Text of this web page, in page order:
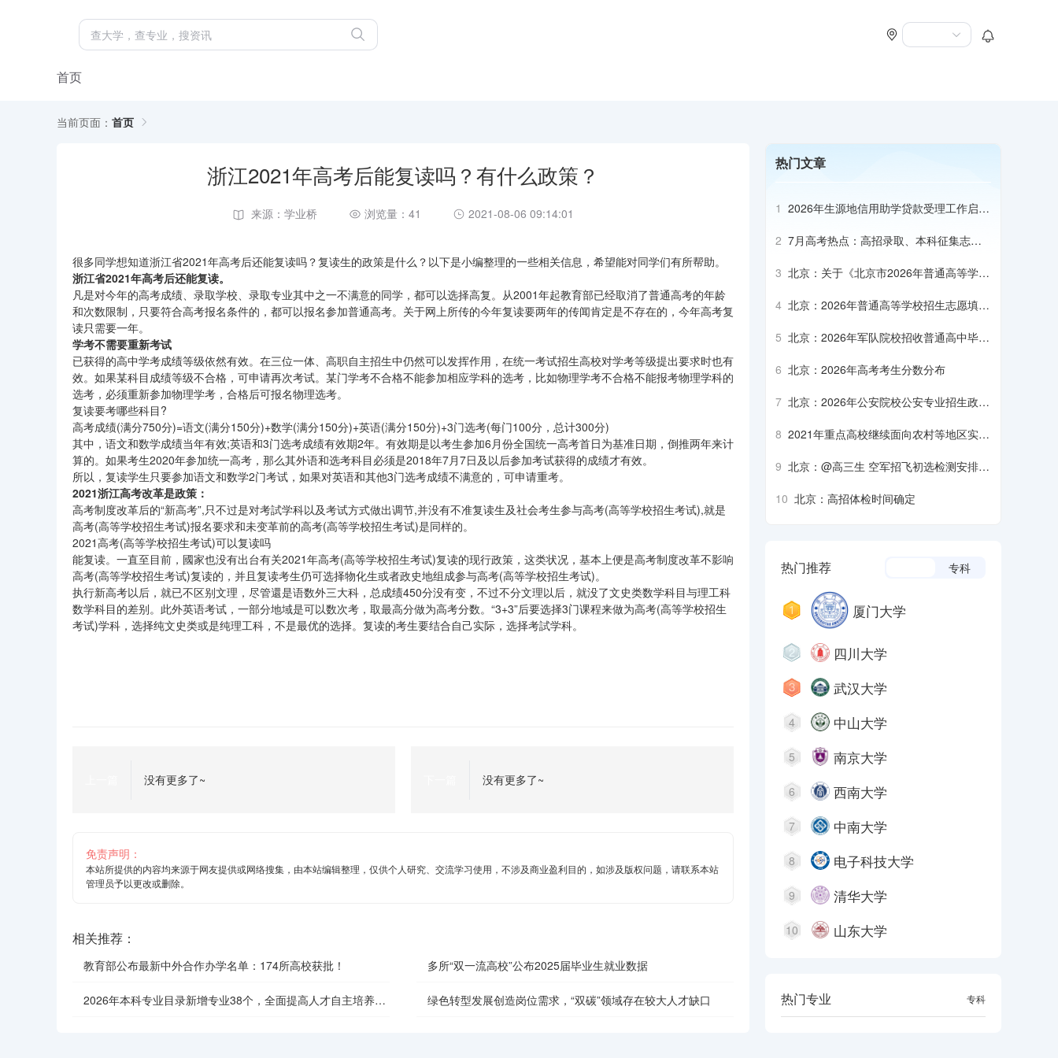
首页
当前页面： 首页
浙江2021年高考后能复读吗？有什么政策？
来源：学业桥 浏览量：41 2021-08-06 09:14:01
很多同学想知道浙江省2021年高考后还能复读吗？复读生的政策是什么？以下是小编整理的一些相关信息，希望能对同学们有所帮助。
浙江省2021年高考后还能复读。
凡是对今年的高考成绩、录取学校、录取专业其中之一不满意的同学，都可以选择高复。从2001年起教育部已经取消了普通高考的年龄
和次数限制，只要符合高考报名条件的，都可以报名参加普通高考。关于网上所传的今年复读要两年的传闻肯定是不存在的，今年高考复
读只需要一年。
学考不需要重新考试
已获得的高中学考成绩等级依然有效。在三位一体、高职自主招生中仍然可以发挥作用，在统一考试招生高校对学考等级提出要求时也有
效。如果某科目成绩等级不合格，可申请再次考试。某门学考不合格不能参加相应学科的选考，比如物理学考不合格不能报考物理学科的
选考，必须重新参加物理学考，合格后可报名物理选考。
复读要考哪些科目?
高考成绩(满分750分)=语文(满分150分)+数学(满分150分)+英语(满分150分)+3门选考(每门100分，总计300分)
其中，语文和数学成绩当年有效;英语和3门选考成绩有效期2年。有效期是以考生参加6月份全国统一高考首日为基准日期，倒推两年来计
算的。如果考生2020年参加统一高考，那么其外语和选考科目必须是2018年7月7日及以后参加考试获得的成绩才有效。
所以，复读学生只要参加语文和数学2门考试，如果对英语和其他3门选考成绩不满意的，可申请重考。
2021浙江高考改革是政策：
高考制度改革后的“新高考”,只不过是对考試学科以及考试方式做出调节,并没有不准复读生及社会考生参与高考(高等学校招生考试),就是
高考(高等学校招生考试)报名要求和未变革前的高考(高等学校招生考试)是同样的。
2021高考(高等学校招生考试)可以复读吗
能复读。一直至目前，國家也没有出台有关2021年高考(高等学校招生考试)复读的现行政策，这类状况，基本上便是高考制度改革不影响
高考(高等学校招生考试)复读的，并且复读考生仍可选择物化生或者政史地组成参与高考(高等学校招生考试)。
执行新高考以后，就已不区别文理，尽管還是语数外三大科，总成绩450分没有变，不过不分文理以后，就没了文史类数学科目与理工科
数学科目的差别。此外英语考试，一部分地域是可以数次考，取最高分做为高考分数。“3+3”后要选择3门课程来做为高考(高等学校招生
考试)学科，选择纯文史类或是纯理工科，不是最优的选择。复读的考生要结合自己实际，选择考試学科。
没有更多了~ 没有更多了~
免责声明：
本站所提供的内容均来源于网友提供或网络搜集，由本站编辑整理，仅供个人研究、交流学习使用，不涉及商业盈利目的，如涉及版权问题，请联系本站
管理员予以更改或删除。
相关推荐：
教育部公布最新中外合作办学名单：174所高校获批！ 多所“双一流高校”公布2025届毕业生就业数据
2026年本科专业目录新增专业38个，全面提高人才自主培养质 绿色转型发展创造岗位需求，“双碳”领域存在较大人才缺口
热门文章
1 2026年生源地信用助学贷款受理工作启动
2 7月高考热点：高招录取、本科征集志
3 北京：关于《北京市2026年普通高等学校
4 北京：2026年普通高等学校招生志愿填报
5 北京：2026年军队院校招收普通高中毕业
6 北京：2026年高考考生分数分布
7 北京：2026年公安院校公安专业招生政治
8 2021年重点高校继续面向农村等地区实施
9 北京：@高三生 空军招飞初选检测安排来
10 北京：高招体检时间确定
热门推荐 专科
厦门大学
四川大学
武汉大学
4 中山大学
5 南京大学
6 西南大学
7 中南大学
8 电子科技大学
9 清华大学
10 山东大学
热门专业 专科